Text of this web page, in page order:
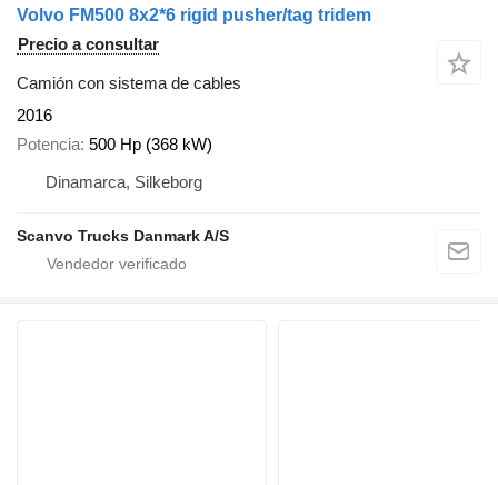
Volvo FM500 8x2*6 rigid pusher/tag tridem
Precio a consultar
Camión con sistema de cables
2016
Potencia 500 Hp (368 kW)
Dinamarca, Silkeborg
Scanvo Trucks Danmark A/S